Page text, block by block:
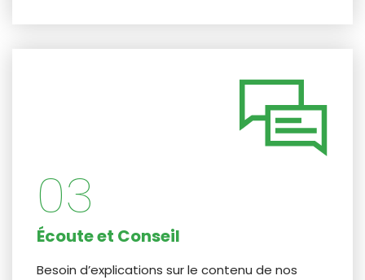
03
Écoute et Conseil
Besoin d’explications sur le contenu de nos